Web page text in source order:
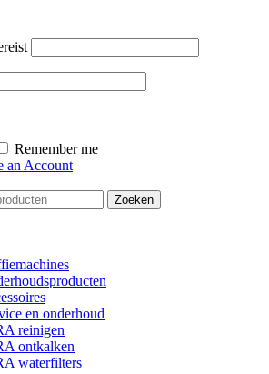
Remember me
an Account
Zoeken
en onderhoud
reinigen
ontkalken
waterfilters